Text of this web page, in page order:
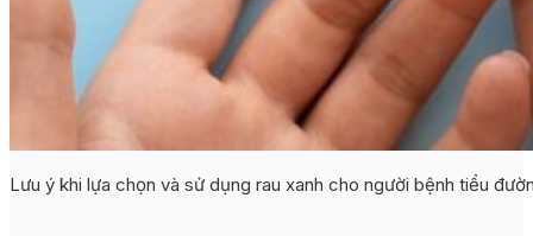
Lưu ý khi lựa chọn và sử dụng rau xanh cho người bệnh tiểu